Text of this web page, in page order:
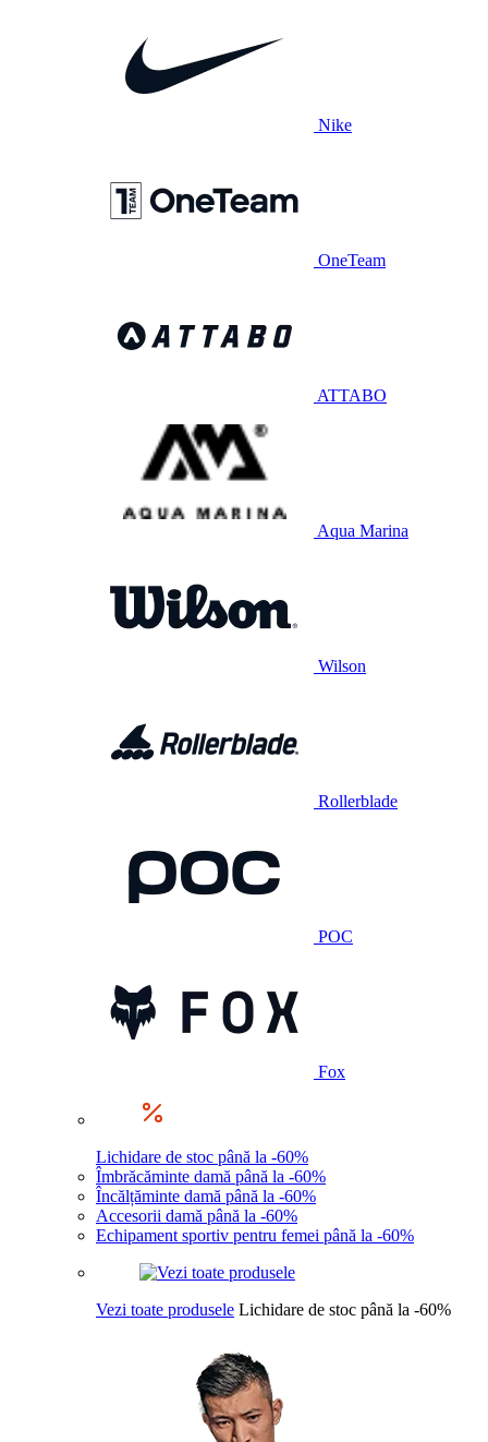
Nike
OneTeam
ATTABO
Aqua Marina
Wilson
Rollerblade
POC
Fox
Lichidare de stoc până la -60%
Îmbrăcăminte damă până la -60%
Încălțăminte damă până la -60%
Accesorii damă până la -60%
Echipament sportiv pentru femei până la -60%
Vezi toate produsele Lichidare de stoc până la -60%